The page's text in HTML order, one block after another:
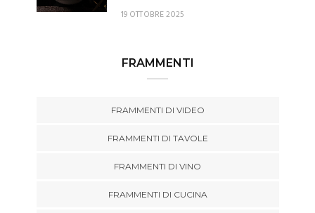
19 OTTOBRE 2025
FRAMMENTI
FRAMMENTI DI VIDEO
FRAMMENTI DI TAVOLE
FRAMMENTI DI VINO
FRAMMENTI DI CUCINA